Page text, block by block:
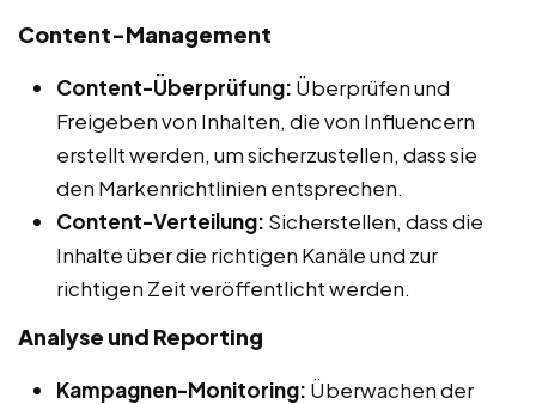
Content-Management
Content-Überprüfung: Überprüfen und
Freigeben von Inhalten, die von Influencern
erstellt werden, um sicherzustellen, dass sie
den Markenrichtlinien entsprechen.
Content-Verteilung: Sicherstellen, dass die
Inhalte über die richtigen Kanäle und zur
richtigen Zeit veröffentlicht werden.
Analyse und Reporting
Kampagnen-Monitoring: Überwachen der